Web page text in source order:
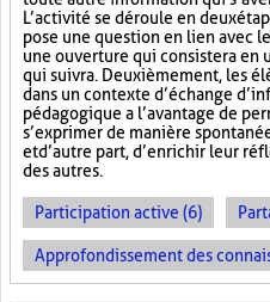
L’activité se déroule en deux
pose une question en lien avec
une ouverture qui consistera en
qui suivra. Deuxièmement, les
dans un contexte d’échange
pédagogique a l’avantage de
s’exprimer de manière
et d’autre part, d’enrichir leur
des autres.
Participation active (6)
Approfondissement des